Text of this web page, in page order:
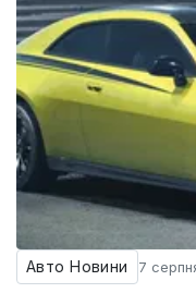
Авто Новини 7